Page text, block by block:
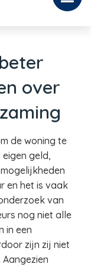
over
de woning te
geld,
en het is vaak
van
nog niet alle
in een
zijn zij niet